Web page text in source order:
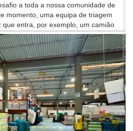
a toda a nossa comunidade de
momento, uma equipa de triagem
que entra, por exemplo, um camião